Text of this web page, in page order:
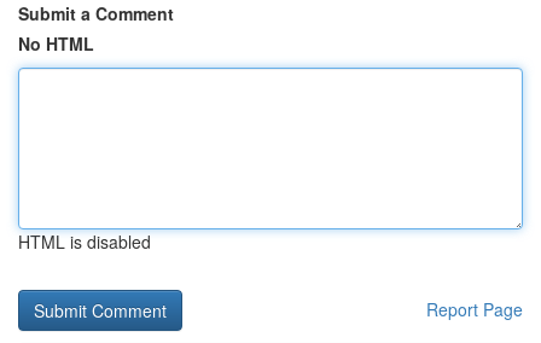
Submit a Comment
No HTML
HTML is disabled
Report Page